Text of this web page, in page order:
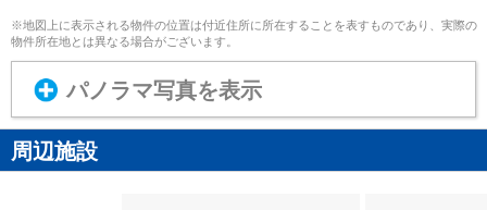
※地図上に表示される物件の位置は付近住所に所在することを表すものであり、実際の
物件所在地とは異なる場合がございます。
パノラマ写真を表示
周辺施設